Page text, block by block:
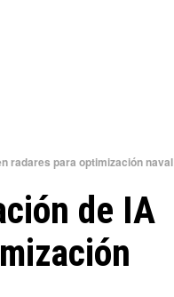
radares para optimización naval
de IA